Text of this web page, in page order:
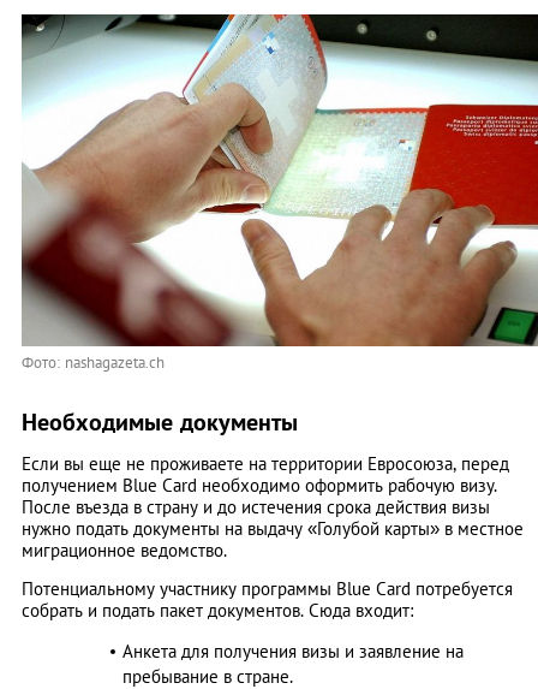
Фото: nashagazeta.ch
Необходимые документы
Если вы еще не проживаете на территории Евросоюза, перед
получением Blue Card необходимо оформить рабочую визу.
После въезда в страну и до истечения срока действия визы
нужно подать документы на выдачу «Голубой карты» в местное
миграционное ведомство.
Потенциальному участнику программы Blue Card потребуется
собрать и подать пакет документов. Сюда входит:
Анкета для получения визы и заявление на
пребывание в стране.